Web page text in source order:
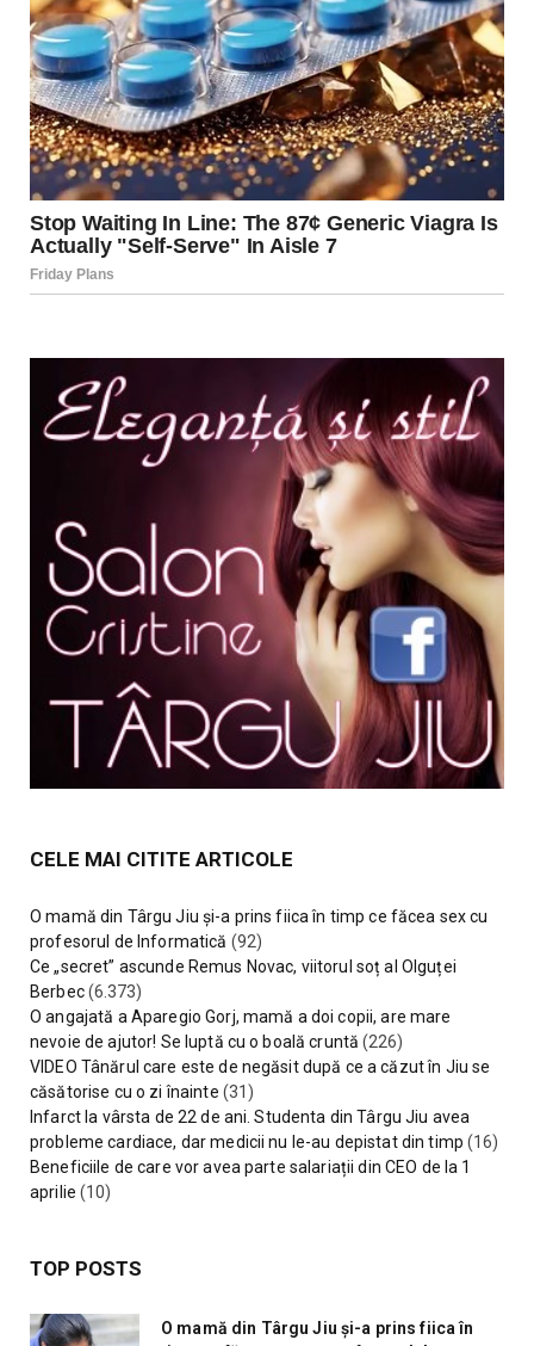
CELE MAI CITITE ARTICOLE
O mamă din Târgu Jiu și-a prins fiica în timp ce făcea sex cu
profesorul de Informatică (92)
Ce „secret” ascunde Remus Novac, viitorul soț al Olguței
Berbec(6.373)
O angajată a Aparegio Gorj, mamă a doi copii, are mare
nevoie de ajutor! Se luptă cu o boală cruntă (226)
VIDEO Tânărul care este de negăsit după ce a căzut în Jiu se
căsătorise cu o zi înainte (31)
Infarct la vârsta de 22 de ani. Studenta din Târgu Jiu avea
probleme cardiace, dar medicii nu le-au depistat din timp (16)
Beneficiile de care vor avea parte salariații din CEO de la 1
aprilie (10)
TOP POSTS
O mamă din Târgu Jiu și-a prins fiica în